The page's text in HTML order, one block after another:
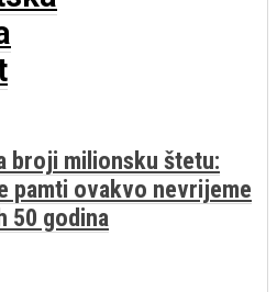
broji milionsku štetu:
pamti ovakvo nevrijeme
50 godina